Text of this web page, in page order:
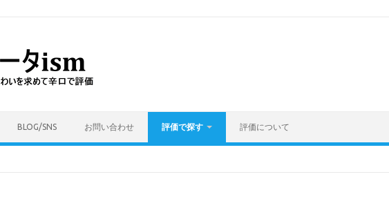
BLOG/SNS お問い合わせ 評価で探す 評価について